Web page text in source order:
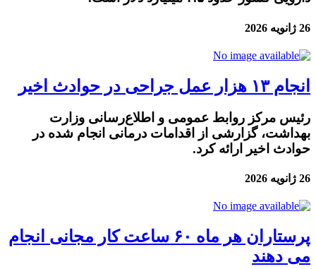
26 ژانویه 2026
انجام ۱۳ هزار عمل جراحی در حوادث اخیر
رئیس مرکز روابط عمومی و اطلاع‌رسانی وزارت
بهداشت، گزارشی از اقدامات درمانی انجام‌ شده در
حوادث اخیر ارائه کرد.
26 ژانویه 2026
پرستاران هر ماه ۶۰ ساعت کار مجانی انجام
می دهند